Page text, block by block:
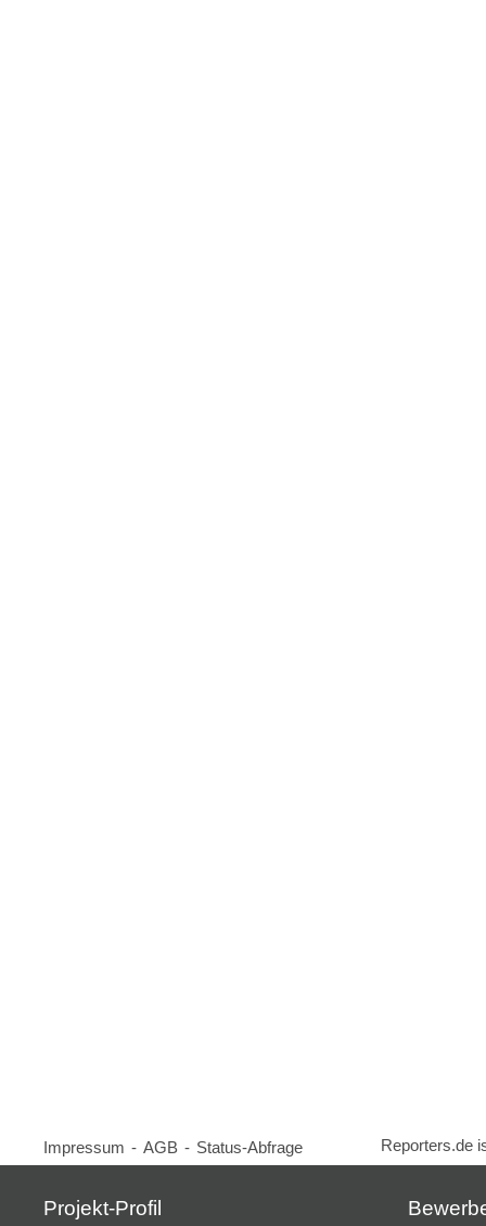
Impressum - AGB - Status-Abfrage Reporters.de
Projekt-Profil